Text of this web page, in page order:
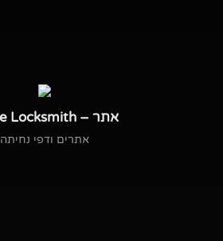
אתר – Eddie Locksmith
אתרים ודפי נחיתה